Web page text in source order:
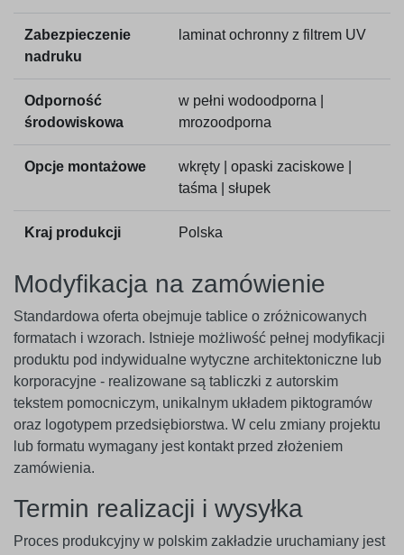
Zabezpieczenie
nadruku
laminat ochronny z filtrem UV
Odporność
środowiskowa
w pełni wodoodporna |
mrozoodporna
Opcje montażowe
wkręty | opaski zaciskowe |
taśma | słupek
Kraj produkcji Polska
Modyfikacja na zamówienie
Standardowa oferta obejmuje tablice o zróżnicowanych
formatach i wzorach. Istnieje możliwość pełnej modyfikacji
produktu pod indywidualne wytyczne architektoniczne lub
korporacyjne - realizowane są tabliczki z autorskim
tekstem pomocniczym, unikalnym układem piktogramów
oraz logotypem przedsiębiorstwa. W celu zmiany projektu
lub formatu wymagany jest kontakt przed złożeniem
zamówienia.
Termin realizacji i wysyłka
Proces produkcyjny w polskim zakładzie uruchamiany jest